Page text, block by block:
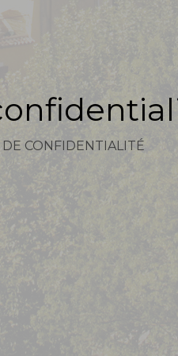
CONFIDENTIALITÉ